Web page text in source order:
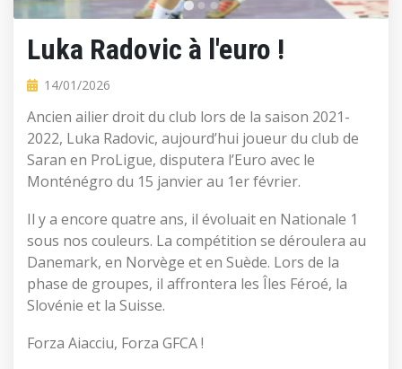
Luka Radovic à l'euro !
14/01/2026
Ancien ailierdroit du club lors de la saison 2021-
2022, Luka Radovic, aujourd’hui joueur du club de
Saran en ProLigue, disputera l’Euro avec le
Monténégro du 15 janvier au 1er février.
Il y a encore quatre ans, il évoluait en Nationale 1
sous nos couleurs. La compétition se déroulera au
Danemark, en Norvège et en Suède. Lors de la
phase de groupes, il affrontera les Îles Féroé, la
Slovénie et la Suisse.
Forza Aiacciu, Forza GFCA !